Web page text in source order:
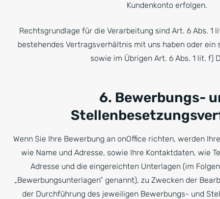
Kundenkonto erfolgen.
Rechtsgrundlage für die Verarbeitung sind Art. 6 Abs. 1
bestehendes Vertragsverhältnis mit uns haben oder ein
sowie im Übrigen Art. 6 Abs. 1 lit. f)
6. Bewerbungs-
Wenn Sie Ihre Bewerbung an onOffice richten, werden
wie Name und Adresse, sowie Ihre Kontaktdaten, wie
Adresse und die eingereichten Unterlagen (im
„Bewerbungsunterlagen“ genannt), zu Zwecken der
der Durchführung des jeweiligen Bewerbungs- und